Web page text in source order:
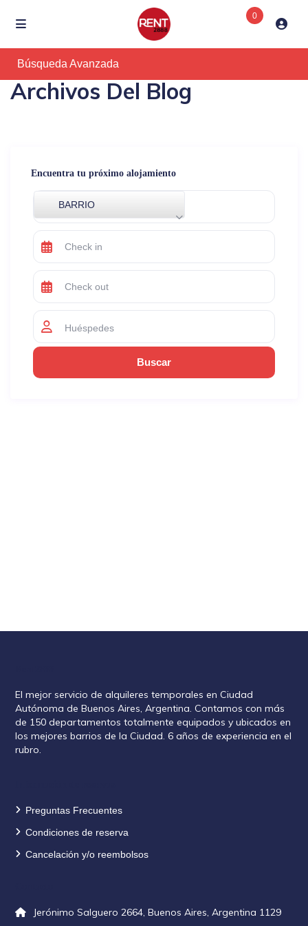
0
Búsqueda Avanzada
Archivos Del Blog
Encuentra tu próximo alojamiento
BARRIO
Huéspedes
El mejor servicio de alquileres temporales en Ciudad
Autónoma de Buenos Aires, Argentina. Contamos con más
de 150 departamentos totalmente equipados y ubicados en
los mejores barrios de la Ciudad. 6 años de experiencia en el
rubro.
Preguntas Frecuentes
Condiciones de reserva
Cancelación y/o reembolsos
Jerónimo Salguero 2664, Buenos Aires, Argentina 1129